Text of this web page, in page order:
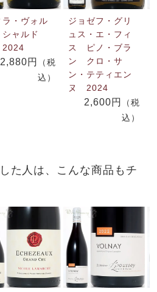
ラ・ヴォル
ャルド
2,880円
（税
込）
ジョゼフ・グリ
ュス・エ・フィ
ス ピノ・ブラ
ン クロ・サ
ン・テティエン
ヌ 2024
2,600円
（税
込）
た人は、こんな商品もチ